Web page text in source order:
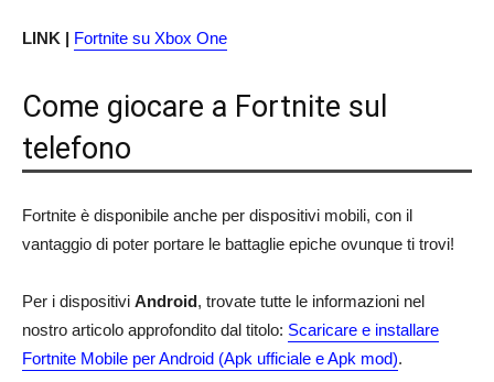
LINK | Fortnite su Xbox One
Come giocare a Fortnite sul
telefono
Fortnite è disponibile anche per dispositivi mobili, con il
vantaggio di poter portare le battaglie epiche ovunque ti trovi!
Per i dispositivi Android, trovate tutte le informazioni nel
nostro articolo approfondito dal titolo: Scaricare e installare
Fortnite Mobile per Android (Apk ufficiale e Apk mod).